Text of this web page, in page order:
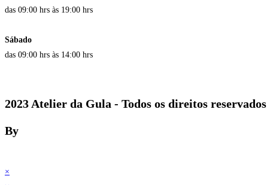
das 09:00 hrs às 19:00 hrs
Sábado
das 09:00 hrs às 14:00 hrs
2023 Atelier da Gula - Todos os direitos reservados
By
×